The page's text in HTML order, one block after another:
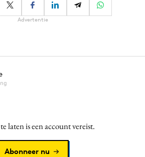
Advertentie
laten is een account vereist.
Abonneer nu